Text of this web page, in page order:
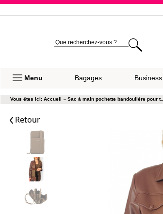
Menu Bagages Business
Vous êtes ici: Accueil » Sac à main pochette bandoulière pour t...
Retour